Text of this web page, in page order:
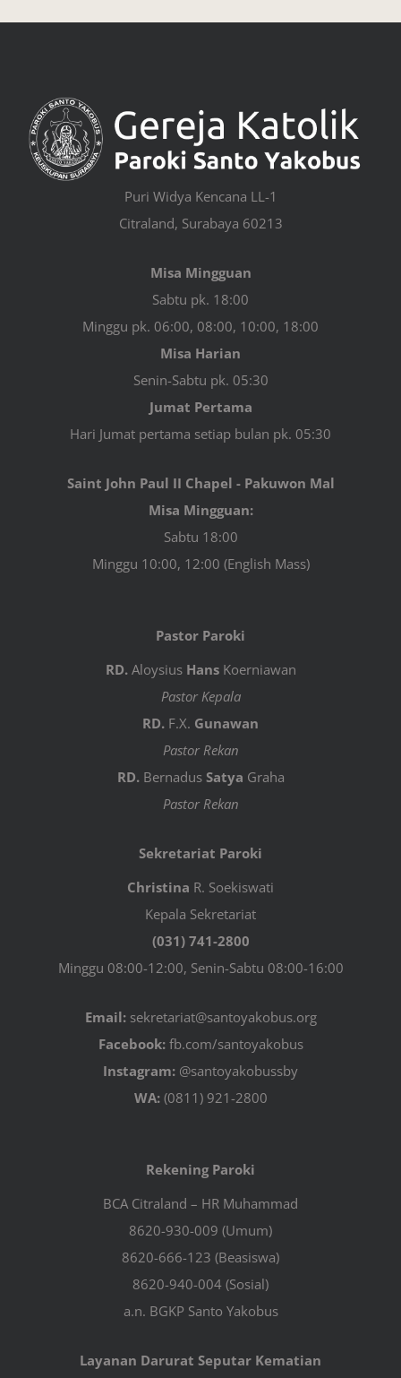
Puri Widya Kencana LL-1
Citraland, Surabaya 60213
Misa Mingguan
Sabtu pk. 18:00
Minggu pk. 06:00, 08:00, 10:00, 18:00
Misa Harian
Senin-Sabtu pk. 05:30
Jumat Pertama
Hari Jumat pertama setiap bulan pk. 05:30
Saint John Paul II Chapel - Pakuwon Mal
Misa Mingguan:
Sabtu 18:00
Minggu 10:00, 12:00 (English Mass)
Pastor Paroki
RD.Aloysius HansKoerniawan
Pastor Kepala
RD. F.X. Gunawan
Pastor Rekan
RD.Bernadus Satya Graha
Pastor Rekan
Sekretariat Paroki
Christina R. Soekiswati
Kepala Sekretariat
(031) 741-2800
Minggu 08:00-12:00, Senin-Sabtu 08:00-16:00
Email:sekretariat@santoyakobus.org
Facebook:fb.com/santoyakobus
Instagram: @santoyakobussby
WA:(0811) 921-2800
Rekening Paroki
BCA Citraland – HR Muhammad
8620-930-009 (Umum)
8620-666-123 (Beasiswa)
8620-940-004 (Sosial)
a.n. BGKP Santo Yakobus
Layanan Darurat Seputar Kematian